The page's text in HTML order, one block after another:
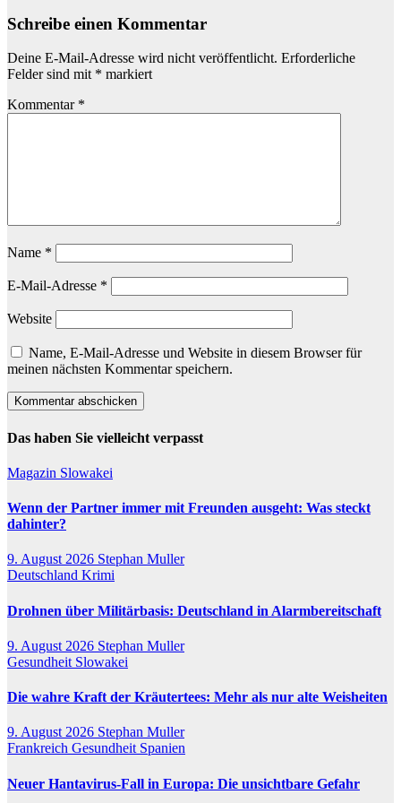
Schreibe einen Kommentar
Deine E-Mail-Adresse wird nicht veröffentlicht. Erforderliche
Felder sind mit * markiert
Kommentar *
Name *
E-Mail-Adresse *
Website
Name, E-Mail-Adresse und Website in diesem Browser für
meinen nächsten Kommentar speichern.
Das haben Sie vielleicht verpasst
Magazin Slowakei
Wenn der Partner immer mit Freunden ausgeht: Was steckt
dahinter?
9. August 2026 Stephan Muller
Deutschland Krimi
Drohnen über Militärbasis: Deutschland in Alarmbereitschaft
9. August 2026 Stephan Muller
Gesundheit Slowakei
Die wahre Kraft der Kräutertees: Mehr als nur alte Weisheiten
9. August 2026 Stephan Muller
Frankreich Gesundheit Spanien
Neuer Hantavirus-Fall in Europa: Die unsichtbare Gefahr